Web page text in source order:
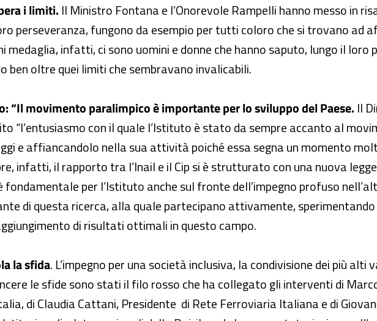
i limiti. Il Ministro Fontana e l’Onorevole Rampelli hanno messo in
perseveranza, fungono da esempio per tutti coloro che si trovano ad
infatti, ci sono uomini e donne che hanno saputo, lungo il
ben oltre quei limiti che sembravano invalicabili.
“Il movimento paralimpico è importante per lo sviluppo del Paese. Il
“l’entusiasmo con il quale l’Istituto è stato da sempre accanto al
e affiancandolo nella sua attività poiché essa segna un momento
infatti, il rapporto tra l’Inail e il Cip si è strutturato con una nuova
per l’Istituto anche sul fronte dell’impegno profuso
di questa ricerca, alla quale partecipano attivamente,
di risultati ottimali in questo campo.
la sfida. L’impegno per una società inclusiva, la condivisione dei più
le sfide sono stati il filo rosso che ha collegato gli interventi di
di Claudia Cattani, Presidente di Rete Ferroviaria Italiana e di